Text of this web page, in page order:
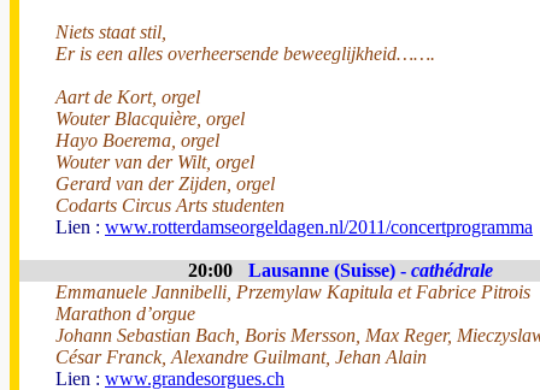
Niets staat stil,
Er is een alles overheersende beweeglijkheid…….
Aart de Kort, orgel
Wouter Blacquière, orgel
Hayo Boerema, orgel
Wouter van der Wilt, orgel
Gerard van der Zijden, orgel
Codarts Circus Arts studenten
Lien : www.rotterdamseorgeldagen.nl/2011/concertprogramma
20:00 Lausanne (Suisse) - cathédrale
Emmanuele Jannibelli, Przemylaw Kapitula et Fabrice Pitrois
Marathon d’orgue
Johann Sebastian Bach, Boris Mersson, Max Reger,
César Franck, Alexandre Guilmant, Jehan Alain
Lien : www.grandesorgues.ch